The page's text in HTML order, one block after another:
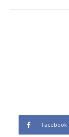
Facebook